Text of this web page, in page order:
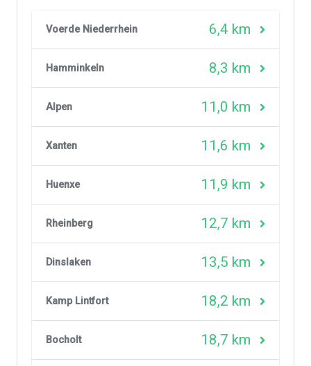
Voerde Niederrhein 6,4 km
Hamminkeln 8,3 km
Alpen 11,0 km
Xanten 11,6 km
Huenxe 11,9 km
Rheinberg 12,7 km
Dinslaken 13,5 km
Kamp Lintfort 18,2 km
Bocholt 18,7 km